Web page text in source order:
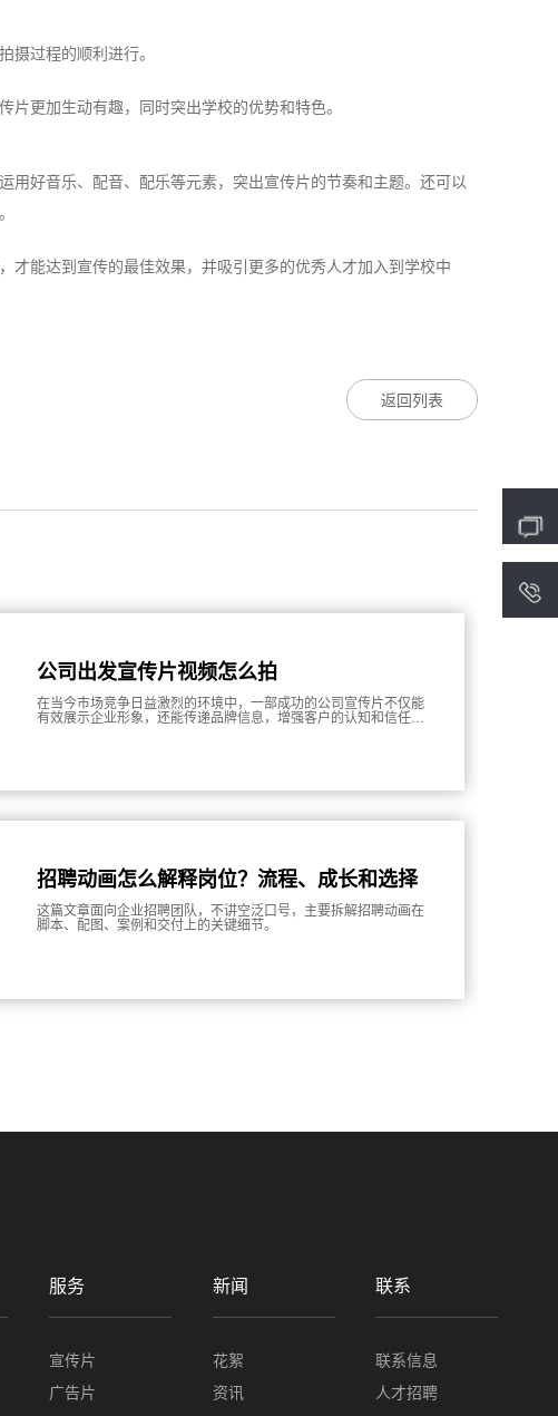
过程的顺利进行。
更加生动有趣，同时突出学校的优势和特色。
好音乐、配音、配乐等元素，突出宣传片的节奏和主题。还可以
能达到宣传的最佳效果，并吸引更多的优秀人才加入到学校中
返回列表
公司出发宣传片视频怎么拍
在当今市场竞争日益激烈的环境中，一部成功的公司宣传片不仅能
有效展示企业形象，还能传递品牌信息，增强客户的认知和信任。
招聘动画怎么解释岗位？流程、成长和选择
理由要讲明
这篇文章面向企业招聘团队，不讲空泛口号，主要拆解招聘动画在
脚本、配图、案例和交付上的关键细节。
服务
宣传片
广告片
新闻
花絮
资讯
联系
联系信息
人才招聘